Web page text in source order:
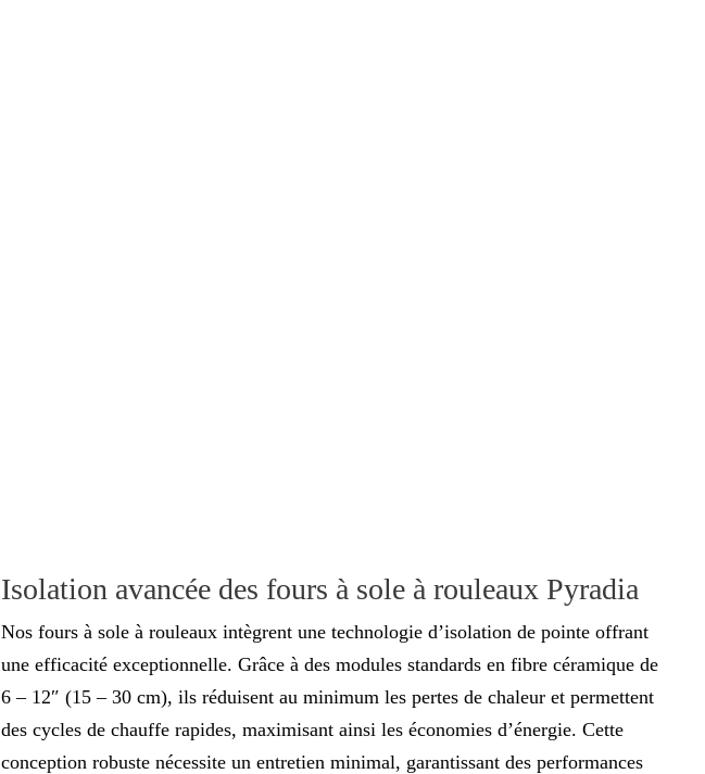
Isolation avancée des fours à sole à rouleaux Pyradia
Nos fours à sole à rouleaux intègrent une technologie d’isolation de pointe offrant
une efficacité exceptionnelle. Grâce à des modules standards en fibre céramique de
6 – 12″ (15 – 30 cm), ils réduisent au minimum les pertes de chaleur et permettent
des cycles de chauffe rapides, maximisant ainsi les économies d’énergie. Cette
conception robuste nécessite un entretien minimal, garantissant des performances